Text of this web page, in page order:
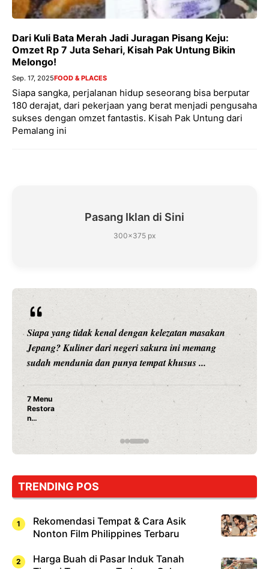
Dari Kuli Bata Merah Jadi Juragan Pisang Keju:
Omzet Rp 7 Juta Sehari, Kisah Pak Untung Bikin
Melongo!
Sep. 17, 2025FOOD & PLACES
Siapa sangka, perjalanan hidup seseorang bisa berputar
180 derajat, dari pekerjaan yang berat menjadi pengusaha
sukses dengan omzet fantastis. Kisah Pak Untung dari
Pemalang ini
Pasang Iklan di Sini
300×375 px
Siapa yang tidak kenal dengan kelezatan masakan
Jepang? Kuliner dari negeri sakura ini memang
sudah mendunia dan punya tempat khusus ...
7 Menu
Restora
n
Jepang
yang
Dicoba,
Cuma
Sushi!
TRENDING POS
Rekomendasi Tempat & Cara Asik
Nonton Film Philippines Terbaru
Harga Buah di Pasar Induk Tanah